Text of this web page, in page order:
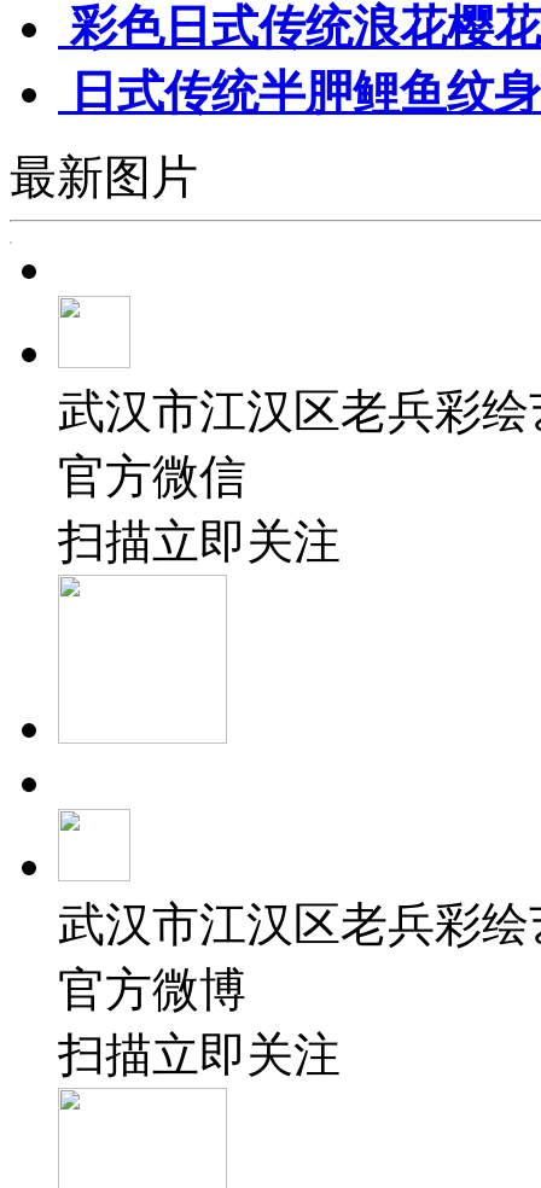
彩色日式传统浪花樱
日式传统半胛鲤鱼纹
最新图片
武汉市江汉区老兵彩
官方微信
扫描立即关注
武汉市江汉区老兵彩
官方微博
扫描立即关注